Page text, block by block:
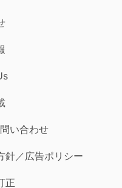
い合わせ
針／広告ポリシー
正